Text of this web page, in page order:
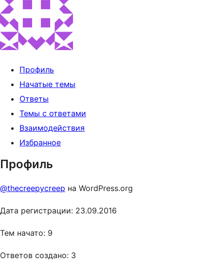
Профиль
Начатые темы
Ответы
Темы с ответами
Взаимодействия
Избранное
Профиль
@thecreepycreep на WordPress.org
Дата регистрации: 23.09.2016
Тем начато: 9
Ответов создано: 3